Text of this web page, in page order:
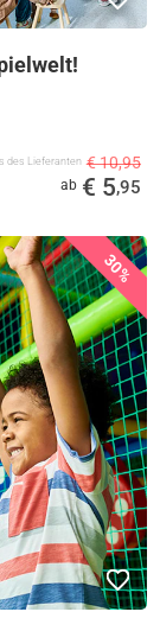
des Lieferanten € 10,95
ab € 5,95
30%